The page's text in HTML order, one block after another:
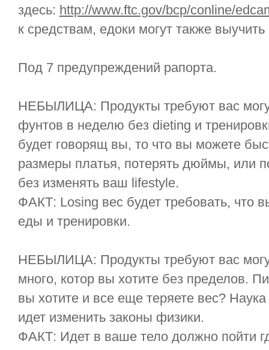
здесь: http://www.ftc.gov/bcp/conline/
к средствам, едоки могут также
Под 7 предупреждений рапорта.
НЕБЫЛИЦА: Продукты требуют вас
фунтов в неделю без dieting и
будет говорящ вы, то что вы можете
размеры платья, потерять дюймы, или
без изменять ваш lifestyle.
ФАКТ: Losing вес будет требовать, что
еды и тренировки.
НЕБЫЛИЦА: Продукты требуют вас
много, котор вы хотите без пределов.
вы хотите и все еще теряете вес?
идет изменить законы физики.
ФАКТ: Идет в ваше тело должно пойти